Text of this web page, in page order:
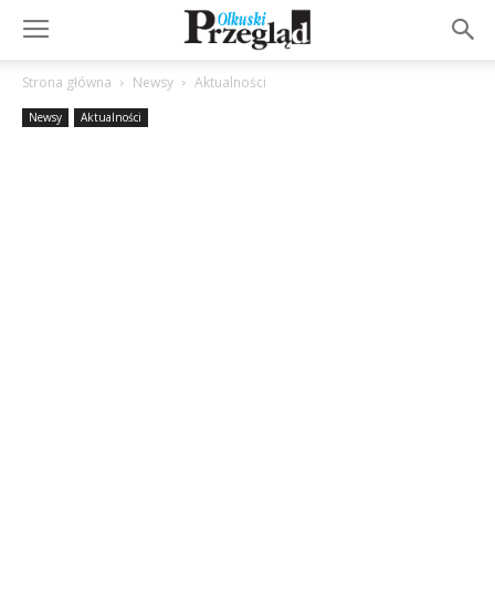
Strona główna Newsy Aktualności
Newsy Aktualności